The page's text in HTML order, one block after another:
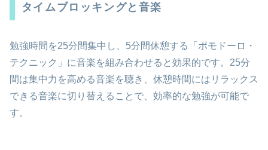
タイムブロッキングと音楽
勉強時間を25分間集中し、5分間休憩する「ポモドーロ・
テクニック」に音楽を組み合わせると効果的です。25分
間は集中力を高める音楽を聴き、休憩時間にはリラックス
できる音楽に切り替えることで、効率的な勉強が可能で
す。